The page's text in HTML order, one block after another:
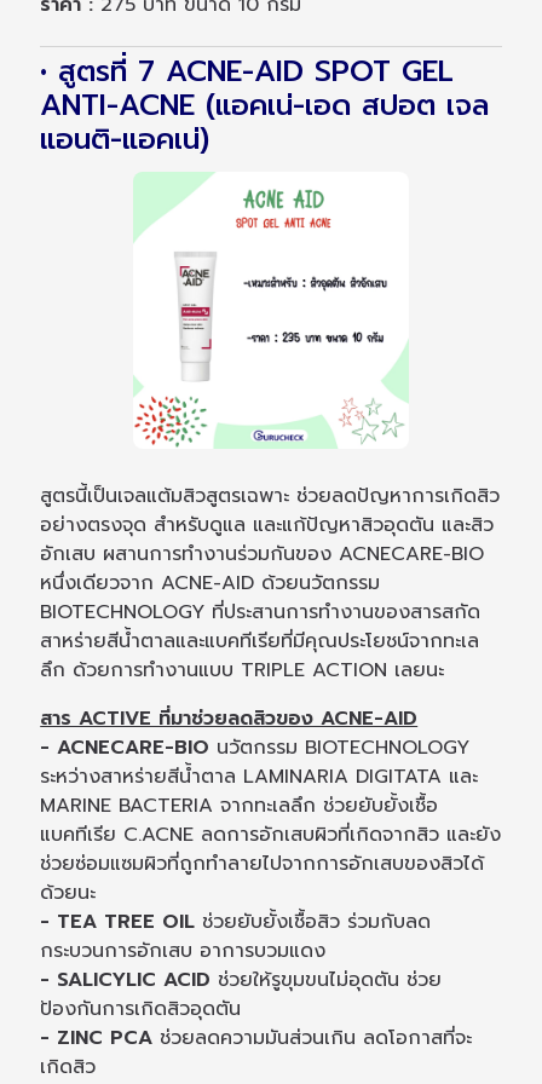
• สูตรที่ 7 ACNE-AID SPOT GEL
ANTI-ACNE (แอคเน่-เอด สปอต เจล
แอนติ-แอคเน่)
สูตรนี้เป็นเจลแต้มสิวสูตรเฉพาะ ช่วยลดปัญหาการเกิดสิว
อย่างตรงจุด สำหรับดูแล และแก้ปัญหาสิวอุดตัน และสิว
อักเสบ ผสานการทำงานร่วมกันของ ACNECARE-BIO
หนึ่งเดียวจาก ACNE-AID ด้วยนวัตกรรม
BIOTECHNOLOGY ที่ประสานการทำงานของสารสกัด
สาหร่ายสีน้ำตาลและแบคทีเรียที่มีคุณประโยชน์จากทะเล
ลึก ด้วยการทำงานแบบ TRIPLE ACTION เลยนะ
สาร ACTIVE ที่มาช่วยลดสิวของ ACNE-AID
- ACNECARE-BIO นวัตกรรม BIOTECHNOLOGY
ระหว่างสาหร่ายสีน้ำตาล LAMINARIA DIGITATA และ
MARINE BACTERIA จากทะเลลึก ช่วยยับยั้งเชื้อ
แบคทีเรีย C.ACNE ลดการอักเสบผิวที่เกิดจากสิว และยัง
ช่วยซ่อมแซมผิวที่ถูกทำลายไปจากการอักเสบของสิวได้
ด้วยนะ
- TEA TREE OIL ช่วยยับยั้งเชื้อสิว ร่วมกับลด
กระบวนการอักเสบ อาการบวมแดง
- SALICYLIC ACID ช่วยให้รูขุมขนไม่อุดตัน ช่วย
ป้องกันการเกิดสิวอุดตัน
- ZINC PCA ช่วยลดความมันส่วนเกิน ลดโอกาสที่จะ
เกิดสิว